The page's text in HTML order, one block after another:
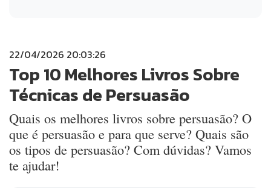
22/04/2026 20:03:26
Top 10 Melhores Livros Sobre
Técnicas de Persuasão
Quais os melhores livros sobre persuasão? O
que é persuasão e para que serve? Quais são
os tipos de persuasão? Com dúvidas? Vamos
te ajudar!